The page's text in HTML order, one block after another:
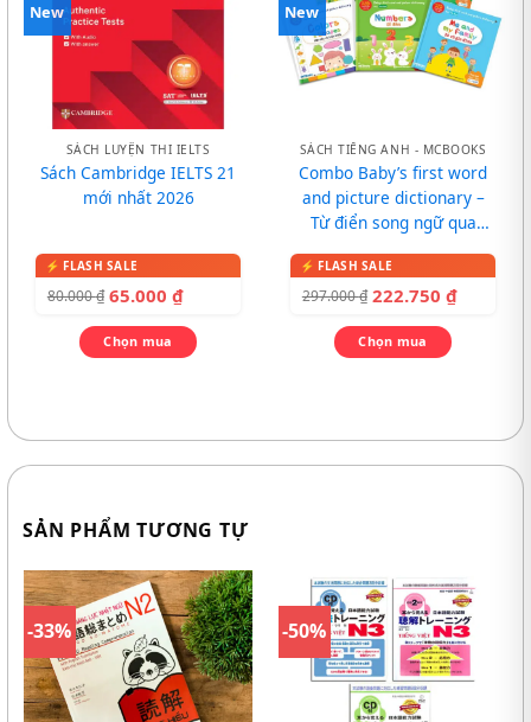
New
SÁCH LUYỆN THI IELTS
Sách Cambridge IELTS 21
mới nhất 2026
80.000₫ 65.000 ₫
Chọn mua
New
SÁCH TIẾNG ANH - MCBOOKS
Combo Baby’s first word
and picture dictionary –
Từ điển song ngữ qua
297.000₫ 222.750 ₫
Chọn mua
SẢN PHẨM TƯƠNG TỰ
-33% -50%